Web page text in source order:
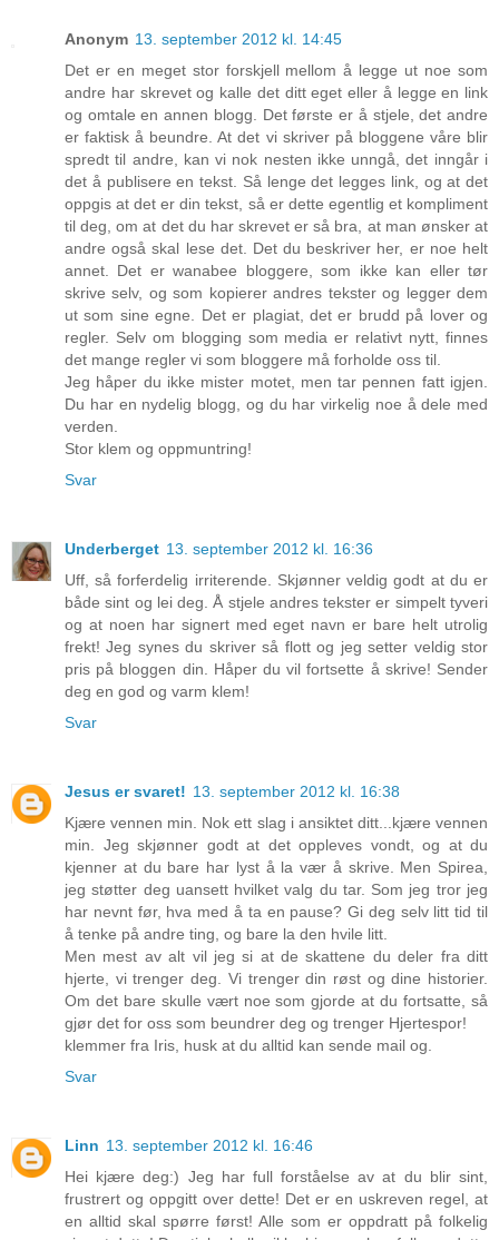
Anonym 13. september 2012 kl. 14:45
Det er en meget stor forskjell mellom å legge ut noe som
andre har skrevet og kalle det ditt eget eller å legge en link
og omtale en annen blogg. Det første er å stjele, det andre
er faktisk å beundre. At det vi skriver på bloggene våre blir
spredt til andre, kan vi nok nesten ikke unngå, det inngår i
det å publisere en tekst. Så lenge det legges link, og at det
oppgis at det er din tekst, så er dette egentlig et kompliment
til deg, om at det du har skrevet er så bra, at man ønsker at
andre også skal lese det. Det du beskriver her, er noe helt
annet. Det er wanabee bloggere, som ikke kan eller tør
skrive selv, og som kopierer andres tekster og legger dem
ut som sine egne. Det er plagiat, det er brudd på lover og
regler. Selv om blogging som media er relativt nytt, finnes
det mange regler vi som bloggere må forholde oss til.
Jeg håper du ikke mister motet, men tar pennen fatt igjen.
Du har en nydelig blogg, og du har virkelig noe å dele med
verden.
Stor klem og oppmuntring!
Svar
Underberget 13. september 2012 kl. 16:36
Uff, så forferdelig irriterende. Skjønner veldig godt at du er
både sint og lei deg. Å stjele andres tekster er simpelt tyveri
og at noen har signert med eget navn er bare helt utrolig
frekt! Jeg synes du skriver så flott og jeg setter veldig stor
pris på bloggen din. Håper du vil fortsette å skrive! Sender
deg en god og varm klem!
Svar
Jesus er svaret! 13. september 2012 kl. 16:38
Kjære vennen min. Nok ett slag i ansiktet ditt...kjære vennen
min. Jeg skjønner godt at det oppleves vondt, og at du
kjenner at du bare har lyst å la vær å skrive. Men Spirea,
jeg støtter deg uansett hvilket valg du tar. Som jeg tror jeg
har nevnt før, hva med å ta en pause? Gi deg selv litt tid til
å tenke på andre ting, og bare la den hvile litt.
Men mest av alt vil jeg si at de skattene du deler fra ditt
hjerte, vi trenger deg. Vi trenger din røst og dine historier.
Om det bare skulle vært noe som gjorde at du fortsatte, så
gjør det for oss som beundrer deg og trenger Hjertespor!
klemmer fra Iris, husk at du alltid kan sende mail og.
Svar
Linn 13. september 2012 kl. 16:46
Hei kjære deg:) Jeg har full forståelse av at du blir sint,
frustrert og oppgitt over dette! Det er en uskreven regel, at
en alltid skal spørre først! Alle som er oppdratt på folkelig